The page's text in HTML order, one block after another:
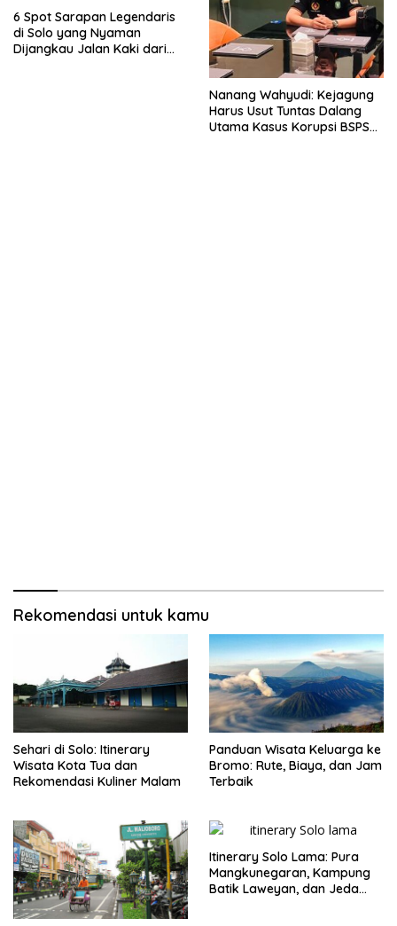
6 Spot Sarapan Legendaris
di Solo yang Nyaman
Dijangkau Jalan Kaki dari
Nanang Wahyudi: Kejagung
Harus Usut Tuntas Dalang
Utama Kasus Korupsi BSPS
Rekomendasi untuk kamu
Sehari di Solo: Itinerary
Wisata Kota Tua dan
Rekomendasi Kuliner Malam
Panduan Wisata Keluarga ke
Bromo: Rute, Biaya, dan Jam
Terbaik
Itinerary Solo Lama: Pura
Mangkunegaran, Kampung
Batik Laweyan, dan Jeda